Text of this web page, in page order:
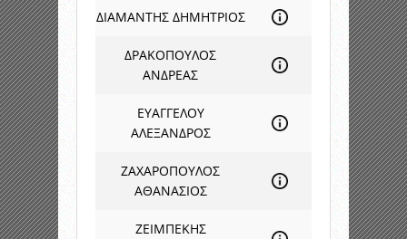
ΔΙΑΜΑΝΤΗΣ ΔΗΜΗΤΡΙΟΣ
ΔΡΑΚΟΠΟΥΛΟΣ
ΑΝΔΡΕΑΣ
ΕΥΑΓΓΕΛΟΥ
ΑΛΕΞΑΝΔΡΟΣ
ΖΑΧΑΡΟΠΟΥΛΟΣ
ΑΘΑΝΑΣΙΟΣ
ΖΕΙΜΠΕΚΗΣ